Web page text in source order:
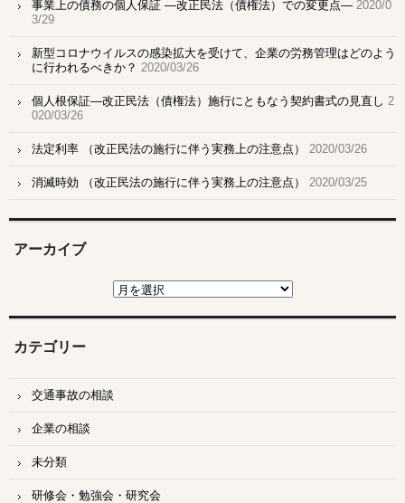
事業上の債務の個人保証 ―改正民法（債権法）での変更点― 2020/0
3/29
新型コロナウイルスの感染拡大を受けて、企業の労務管理はどのよう
に行われるべきか？ 2020/03/26
個人根保証―改正民法（債権法）施行にともなう契約書式の見直し 2
020/03/26
法定利率 （改正民法の施行に伴う実務上の注意点） 2020/03/26
消滅時効 （改正民法の施行に伴う実務上の注意点） 2020/03/25
アーカイブ
カ
ブ
カテゴリー
交通事故の相談
企業の相談
未分類
研修会・勉強会・研究会